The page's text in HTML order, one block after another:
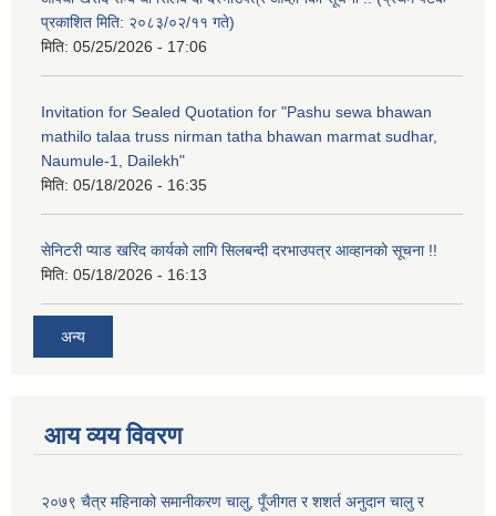
प्रकाशित मिति: २०८३/०२/११ गते)
मिति: 05/25/2026 - 17:06
Invitation for Sealed Quotation for "Pashu sewa bhawan
mathilo talaa truss nirman tatha bhawan marmat sudhar,
Naumule-1, Dailekh"
मिति: 05/18/2026 - 16:35
सेनिटरी प्याड खरिद कार्यको लागि सिलबन्दी दरभाउपत्र आव्हानको सूचना !!
मिति: 05/18/2026 - 16:13
अन्य
आय व्यय विवरण
२०७९ चैत्र महिनाको समानीकरण चालु, पूँजीगत र शशर्त अनुदान चालु र